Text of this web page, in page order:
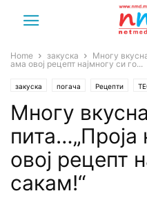
Home закуска
Многу
ама овој рецепт најмногу си го...
закуска погача Рецепти
Многу
пита…„Проја
овој рецепт
сакам!“